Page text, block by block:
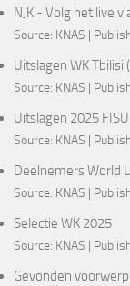
NJK - Volg het live
Source: KNAS
Uitslagen WK Tbilisi
Source: KNAS
Uitslagen 2025
Source: KNAS
Deelnemers World
Source: KNAS
Selectie WK 2025
Source: KNAS
Gevonden